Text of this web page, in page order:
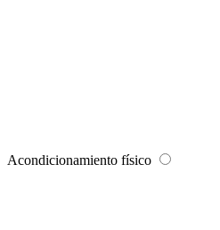
Acondicionamiento físico